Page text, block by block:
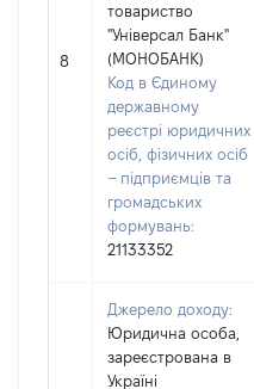
8
товариство
"Універсал Банк"
(МОНОБАНК)
Код в Єдиному
державному
реєстрі юридичних
осіб, фізичних осіб
– підприємців та
громадських
формувань:
21133352
Джерело доходу:
Юридична особа,
зареєстрована в
Україні